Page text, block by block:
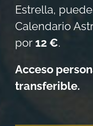
Estrella,
Calendario
por 12 €.
Acceso
transferible.